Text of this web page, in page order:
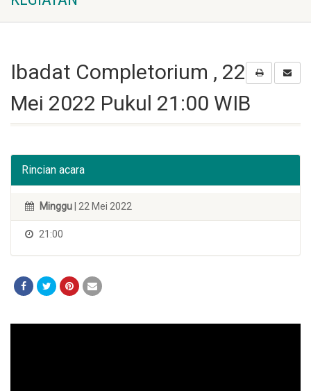
Ibadat Completorium , 22
Mei 2022 Pukul 21:00 WIB
Rincian acara
Minggu | 22 Mei 2022
21:00